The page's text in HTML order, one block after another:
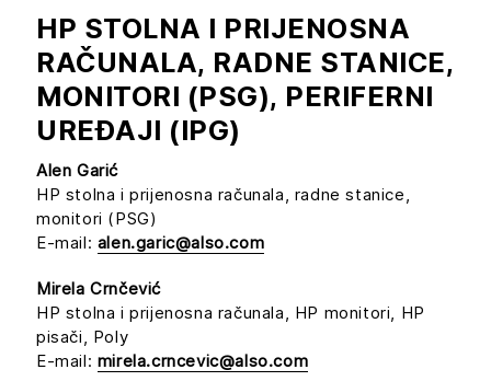
HP STOLNA I PRIJENOSNA
RAČUNALA, RADNE STANICE,
MONITORI (PSG), PERIFERNI
UREĐAJI (IPG)
Alen Garić
HP stolna i prijenosna računala, radne stanice,
monitori (PSG)
E-mail: alen.garic@also.com
Mirela Crnčević
HP stolna i prijenosna računala, HP monitori, HP
pisači, Poly
E-mail: mirela.crncevic@also.com